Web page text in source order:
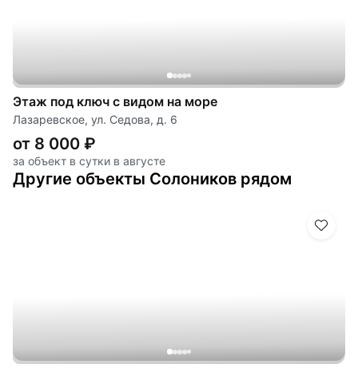
Этаж под ключ с видом на море
Лазаревское, ул. Седова, д. 6
от 8 000 ₽
за объект в сутки в августе
Другие объекты Солоников рядом